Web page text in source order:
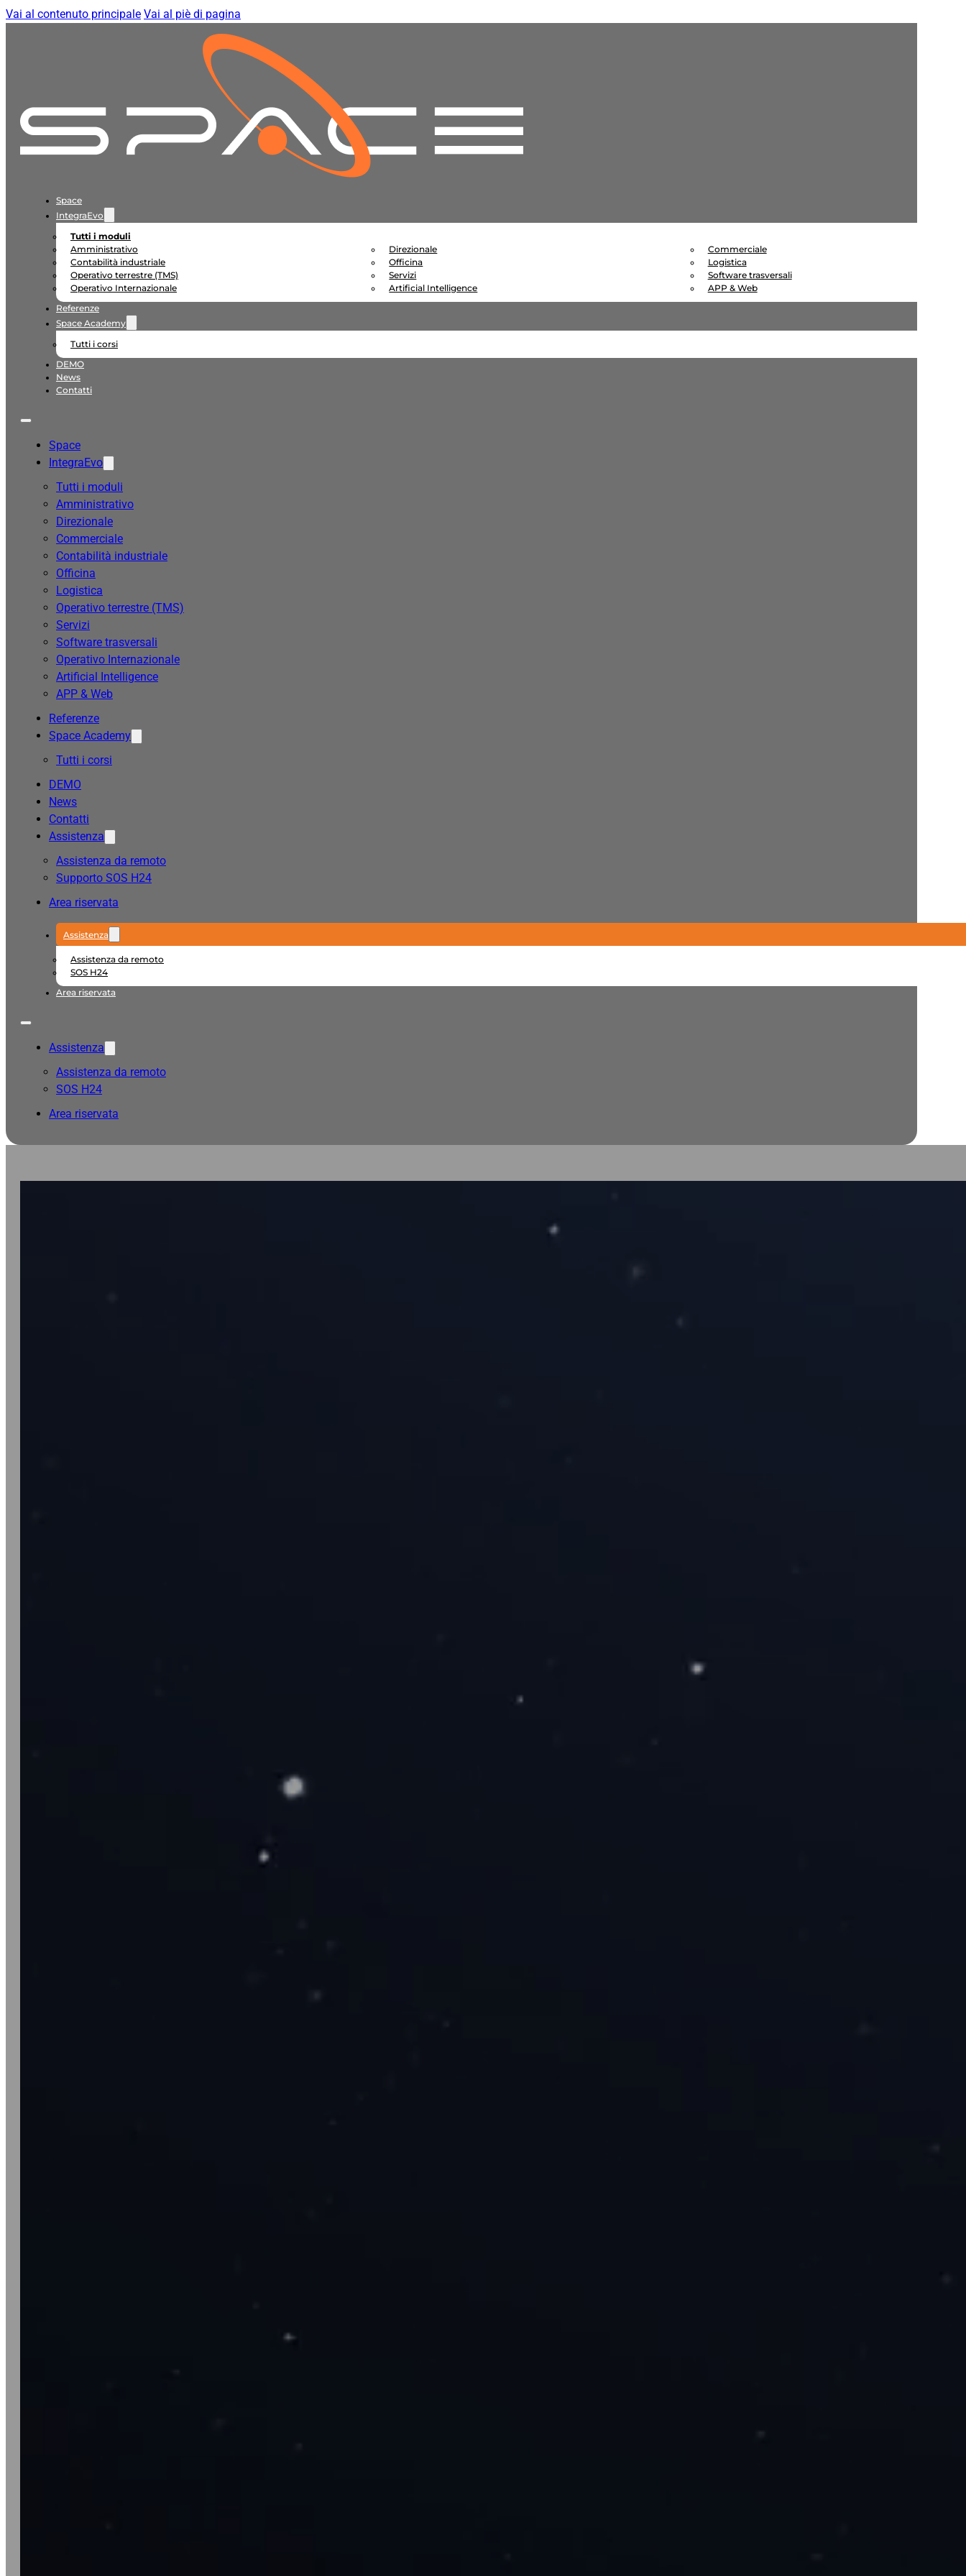
Vai al contenuto principale Vai al piè di pagina
Space
IntegraEvo
Tutti i moduli
Amministrativo
Direzionale
Commerciale
Contabilità industriale
Officina
Logistica
Operativo terrestre (TMS)
Servizi
Software trasversali
Operativo Internazionale
Artificial Intelligence
APP & Web
Referenze
Space Academy
Tutti i corsi
DEMO
News
Contatti
Space
IntegraEvo
Tutti i moduli
Amministrativo
Direzionale
Commerciale
Contabilità industriale
Officina
Logistica
Operativo terrestre (TMS)
Servizi
Software trasversali
Operativo Internazionale
Artificial Intelligence
APP & Web
Referenze
Space Academy
Tutti i corsi
DEMO
News
Contatti
Assistenza
Assistenza da remoto
Supporto SOS H24
Area riservata
Assistenza
Assistenza da remoto
SOS H24
Area riservata
Assistenza
Assistenza da remoto
SOS H24
Area riservata